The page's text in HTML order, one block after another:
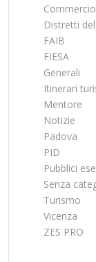
Commercio
Distretti
FAIB
FIESA
Generali
Itinerari
Mentore
Notizie
Padova
PID
Pubblici
Senza
Turismo
Vicenza
ZES PRO